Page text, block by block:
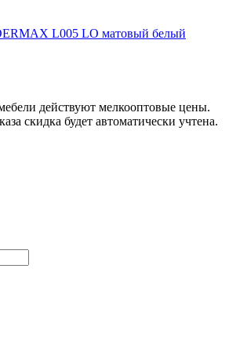
L005 LO матовый белый
действуют мелкооптовые цены.
скидка будет автоматически учтена.